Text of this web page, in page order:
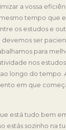
a vossa
tempo que
os estudos e
ser
para
nos
longo do tempo.
em que
está tudo bem
estás sozinho na